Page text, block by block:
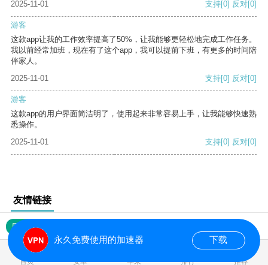
2025-11-01
支持[0] 反对[0]
游客
这款app让我的工作效率提高了50%，让我能够更轻松地完成工作任务。
我以前经常加班，现在有了这个app，我可以提前下班，有更多的时间陪
伴家人。
2025-11-01
支持[0] 反对[0]
游客
这款app的用户界面简洁明了，使用起来非常容易上手，让我能够快速熟
悉操作。
2025-11-01
支持[0] 反对[0]
友情链接
网站地图
首页 安卓 苹果 排行 推荐
永久免费使用的加速器 下载
0.016896s